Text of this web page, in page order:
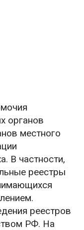
органов
местного
В частности,
реестры
реестров
РФ. На